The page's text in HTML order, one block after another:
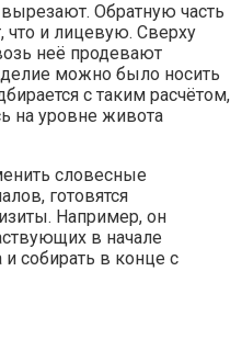
Обратную часть
что и лицевую. Сверху
неё продевают
можно было носить
с таким расчётом,
на уровне живота
словесные
готовятся
Например, он
в начале
собирать в конце с